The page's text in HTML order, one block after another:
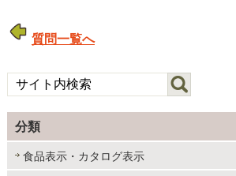
質問一覧へ
分類
食品表示・カタログ表示